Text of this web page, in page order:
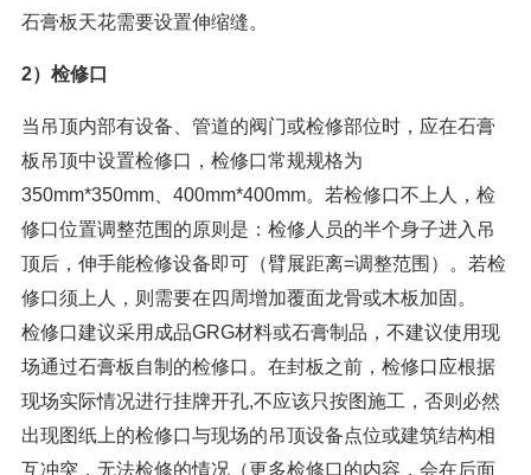
石膏板天花需要设置伸缩缝。
2）检修口
当吊顶内部有设备、管道的阀门或检修部位时，应在石膏
板吊顶中设置检修口，检修口常规规格为
350mm*350mm、400mm*400mm。若检修口不上人，检
修口位置调整范围的原则是：检修人员的半个身子进入吊
顶后，伸手能检修设备即可（臂展距离=调整范围）。若检
修口须上人，则需要在四周增加覆面龙骨或木板加固。
检修口建议采用成品GRG材料或石膏制品，不建议使用现
场通过石膏板自制的检修口。在封板之前，检修口应根据
现场实际情况进行挂牌开孔,不应该只按图施工，否则必然
出现图纸上的检修口与现场的吊顶设备点位或建筑结构相
互冲突，无法检修的情况（更多检修口的内容，会在后面